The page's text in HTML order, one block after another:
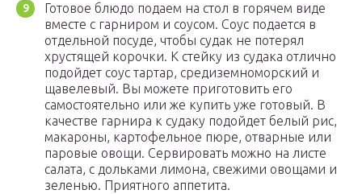
Готовое блюдо подаем на стол в горячем виде
вместе с гарниром и соусом. Соус подается в
отдельной посуде, чтобы судак не потерял
хрустящей корочки. К стейку из судака отлично
подойдет соус тартар, средиземноморский и
щавелевый. Вы можете приготовить его
самостоятельно или же купить уже готовый. В
качестве гарнира к судаку подойдет белый рис,
макароны, картофельное пюре, отварные или
паровые овощи. Сервировать можно на листе
салата, с дольками лимона, свежими овощами и
зеленью. Приятного аппетита.